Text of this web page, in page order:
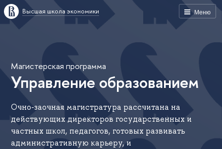
Меню
Высшая школа экономики
Магистерская программа
Управление образованием
Очно-заочная магистратура рассчитана на
действующих директоров государственных и
частных школ, педагогов, готовых развивать
административную карьеру, и